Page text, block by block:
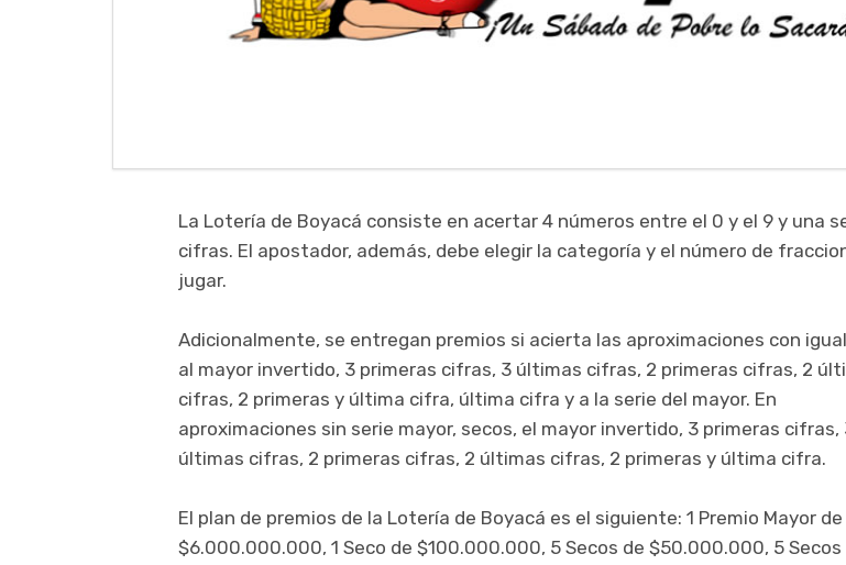
La Lotería de Boyacá consiste en acertar 4 números entre el 0 y el 9 y una
cifras. El apostador, además, debe elegir la categoría y el número de
jugar.
Adicionalmente, se entregan premios si acierta las aproximaciones con
al mayor invertido, 3 primeras cifras, 3 últimas cifras, 2 primeras cifras, 2
cifras, 2 primeras y última cifra, última cifra y a la serie del mayor. En
aproximaciones sin serie mayor, secos, el mayor invertido, 3 primeras cifras,
últimas cifras, 2 primeras cifras, 2 últimas cifras, 2 primeras y última cifra.
El plan de premios de la Lotería de Boyacá es el siguiente: 1 Premio Mayor de
$6.000.000.000, 1 Seco de $100.000.000, 5 Secos de $50.000.000, 5 Secos